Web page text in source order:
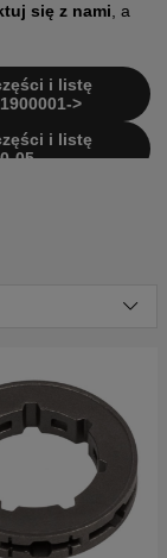
się z nami , a
i listę
>
i listę
05
i listę
i listę
01